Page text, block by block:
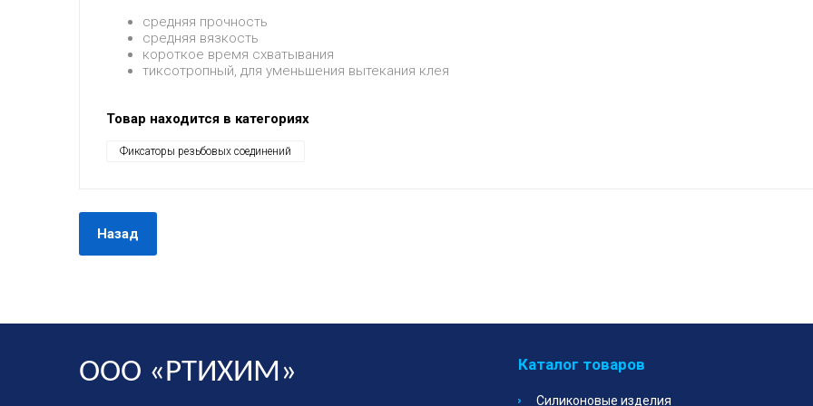
средняя прочность
средняя вязкость
короткое время схватывания
тиксотропный, для уменьшения вытекания клея
Товар находится в категориях
Фиксаторы резьбовых соединений
Назад
ООО «РТИХИМ» Каталог товаров
Силиконовые изделия